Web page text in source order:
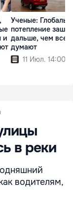
и
Ученые:
потепление зашло
дальше, чем все
думают
11 Июл. 14:00
в реки
водителям,